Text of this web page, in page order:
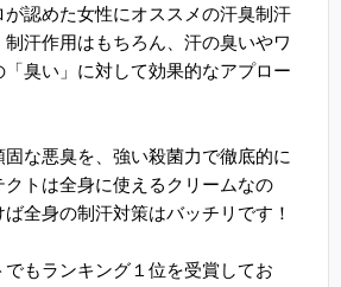
が認めた女性にオススメの汗臭制汗
汗作用はもちろん、汗の臭いやワ
臭い」に対して効果的なアプロー
な悪臭を、強い殺菌力で徹底的に
トは全身に使えるクリームなの
全身の制汗対策はバッチリです！
もランキング１位を受賞してお